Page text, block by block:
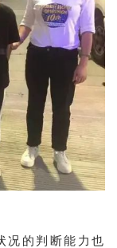
况的判断能力也